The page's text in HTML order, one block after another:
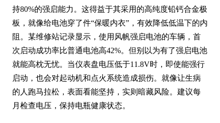
持80%的强启能力。这得益于其采用的高纯度铅钙合金极
板，就像给电池穿了件“保暖内衣”，有效降低低温下的内
阻。某维修站记录显示，使用风帆强启电池的车辆，首
次启动成功率比普通电池高42%。但别以为有了强启电池
就能高枕无忧。当仪表盘电压低于11.8V时，即使能强行
启动，也会对起动机和点火系统造成损伤。就像让生病
的人跑马拉松，表面看能坚持，实则暗藏风险。建议每
月检查电压，保持电瓶健康状态。